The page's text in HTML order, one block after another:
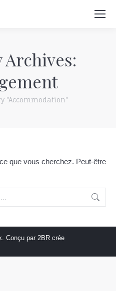
Archives:
"Accommodation"
que vous cherchez. Peut-être
Conçu par 2BR crée